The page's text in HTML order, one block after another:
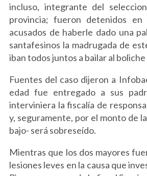
incluso, integrante del
provincia; fueron detenidos en
acusados de haberle dado una
santafesinos la madrugada de
iban todos juntos a bailar al
Fuentes del caso dijeron a
edad fue entregado a sus
interviniera la fiscalía de
y, seguramente, por el monto de
bajo- será sobreseído.
Mientras que los dos mayores
lesiones leves en la causa que